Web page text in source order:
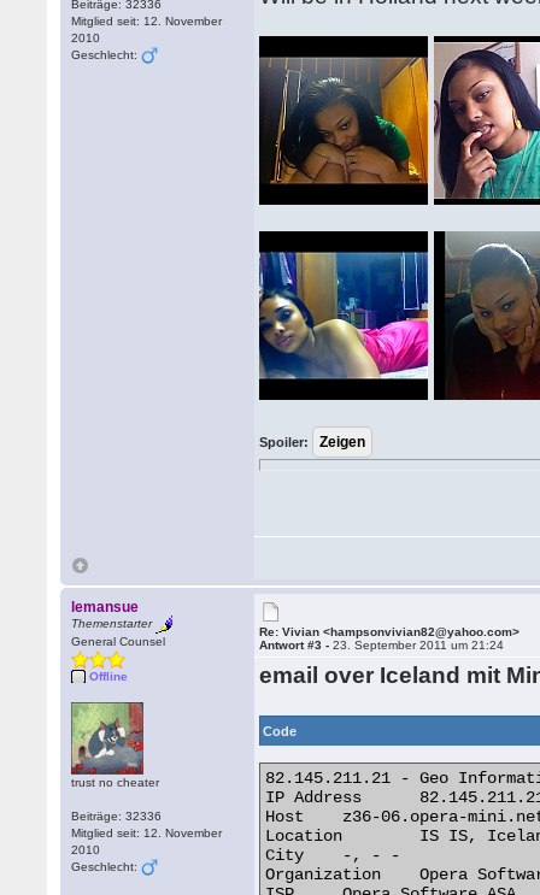
Beiträge: 32336
Mitglied seit: 12. November
2010
Geschlecht:
Spoiler:
lemansue
Themenstarter
General Counsel
Offline
trust no cheater
Beiträge: 32336
Mitglied seit: 12. November
2010
Geschlecht:
Re: Vivian <hampsonvivian82@yahoo.com>
Antwort #3 -23. September 2011 um 21:24
email over Iceland mit
Code
82.145.211.21 - Geo
IP Address 	82.145.211.21
Host 	z36-06.opera-mini.net
Location 	IS IS, Iceland
City 	-, - -
Organization 	Opera Software ASA